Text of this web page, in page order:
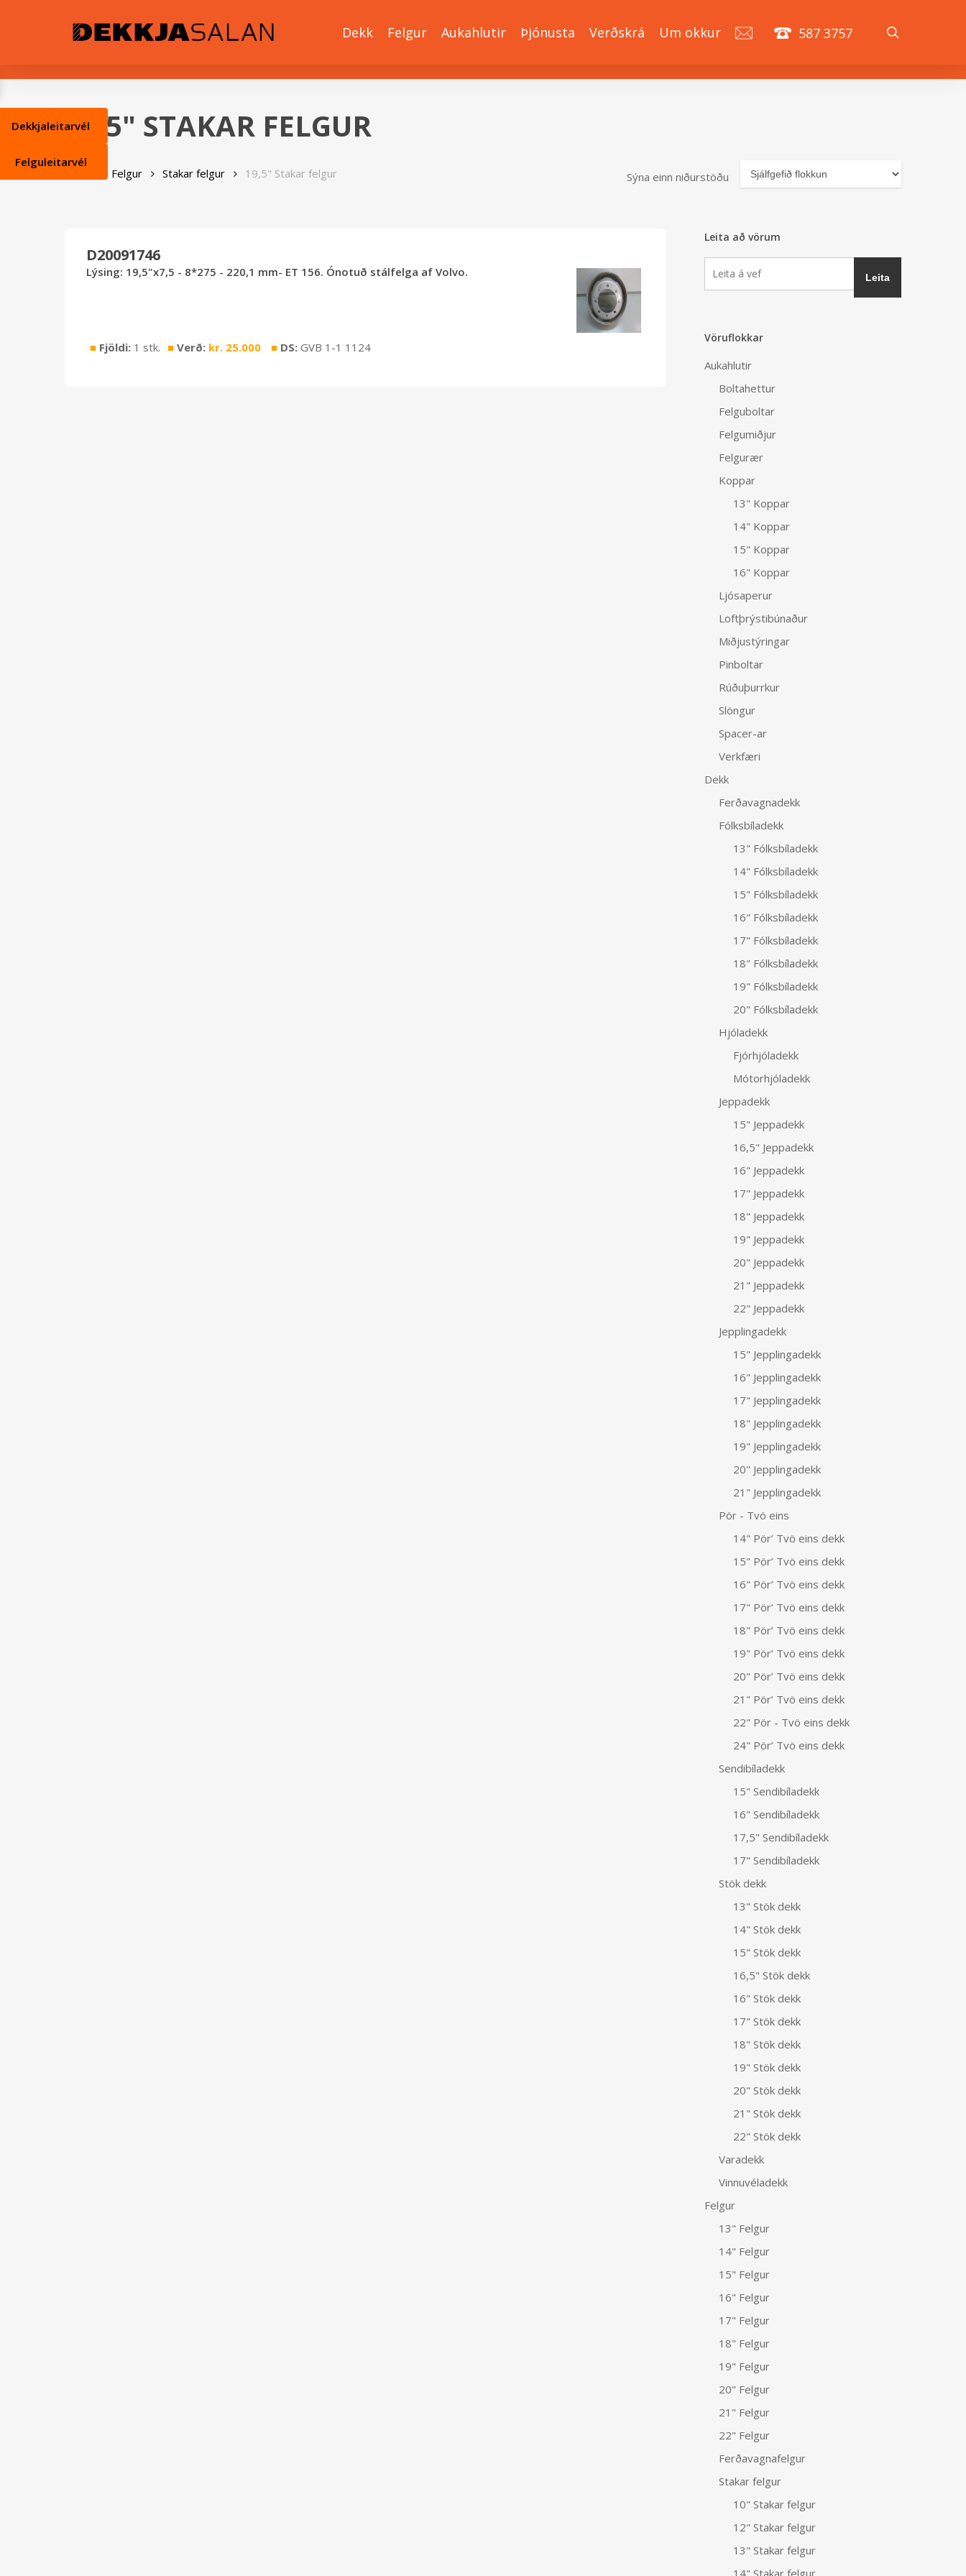
Dekk Felgur Aukahlutir Þjónusta Verðskrá Um okkur 587 3757
19,5" STAKAR FELGUR
Sýna einn niðurstöðu
Felgur Stakar felgur 19,5" Stakar felgur
Lýsing: 19,5"x7,5 - 8*275 - 220,1 mm- ET 156. Ónotuð stálfelga af Volvo.
■ Fjöldi: 1 stk. ■ Verð: kr. 25.000 ■ DS: GVB 1-1 1124
D20091746
Leita að vörum
Vöruflokkar
Aukahlutir
Boltahettur
Felguboltar
Felgumiðjur
Felgurær
Koppar
13" Koppar
14" Koppar
15" Koppar
16" Koppar
Ljósaperur
Loftþrýstibúnaður
Miðjustýringar
Pinboltar
Rúðuþurrkur
Slöngur
Spacer-ar
Verkfæri
Dekk
Ferðavagnadekk
Fólksbíladekk
13" Fólksbíladekk
14" Fólksbíladekk
15" Fólksbíladekk
16" Fólksbíladekk
17" Fólksbíladekk
18" Fólksbíladekk
19" Fólksbíladekk
20" Fólksbíladekk
Hjóladekk
Fjórhjóladekk
Mótorhjóladekk
Jeppadekk
15" Jeppadekk
16,5" Jeppadekk
16" Jeppadekk
17" Jeppadekk
18" Jeppadekk
19" Jeppadekk
20" Jeppadekk
21" Jeppadekk
22" Jeppadekk
Jepplingadekk
15" Jepplingadekk
16" Jepplingadekk
17" Jepplingadekk
18" Jepplingadekk
19" Jepplingadekk
20" Jepplingadekk
21" Jepplingadekk
Pör - Tvö eins
14" Pör’ Tvö eins dekk
15" Pör’ Tvö eins dekk
16" Pör’ Tvö eins dekk
17" Pör’ Tvö eins dekk
18" Pör’ Tvö eins dekk
19" Pör’ Tvö eins dekk
20" Pör’ Tvö eins dekk
21" Pör’ Tvö eins dekk
22" Pör - Tvö eins dekk
24" Pör’ Tvö eins dekk
Sendibíladekk
15" Sendibíladekk
16" Sendibíladekk
17,5" Sendibíladekk
17" Sendibíladekk
Stök dekk
13" Stök dekk
14" Stök dekk
15" Stök dekk
16,5" Stök dekk
16" Stök dekk
17" Stök dekk
18" Stök dekk
19" Stök dekk
20" Stök dekk
21" Stök dekk
22" Stök dekk
Varadekk
Vinnuvéladekk
Felgur
13" Felgur
14" Felgur
15" Felgur
16" Felgur
17" Felgur
18" Felgur
19" Felgur
20" Felgur
21" Felgur
22" Felgur
Ferðavagnafelgur
Stakar felgur
10" Stakar felgur
12" Stakar felgur
13" Stakar felgur
14" Stakar felgur
Dekkjaleitarvél
Felguleitarvél